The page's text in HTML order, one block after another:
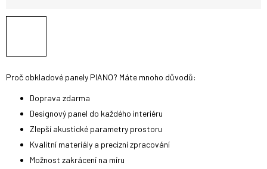
Proč obkladové panely PIANO? Máte mnoho důvodů:
Doprava zdarma
Designový panel do každého interiéru
Zlepší akustické parametry prostoru
Kvalitní materiály a precizní zpracování
Možnost zakrácení na míru